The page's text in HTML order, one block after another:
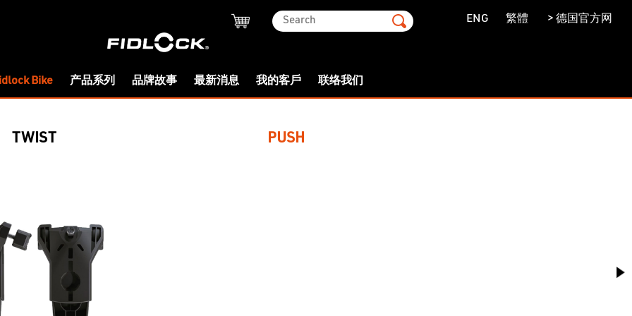
ENG 繁體 > 德国官方网
Bike 产品系列 品牌故事 最新消息 我的客戶 联络我们
TWIST PUSH